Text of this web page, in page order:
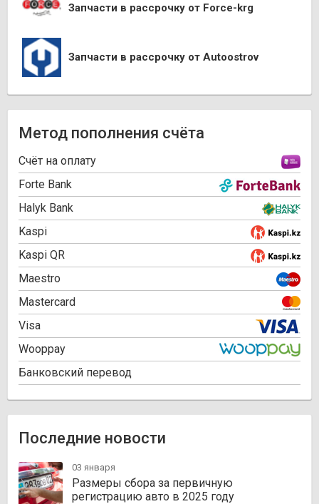
Запчасти в рассрочку от Force-krg
Запчасти в рассрочку от Autoostrov
Метод пополнения счёта
Cчёт на оплату
Forte Bank
Halyk Bank
Kaspi
Kaspi QR
Maestro
Mastercard
Visa
Wooppay
Банковский перевод
Последние новости
03 января
Размеры сбора за первичную
регистрацию авто в 2025 году